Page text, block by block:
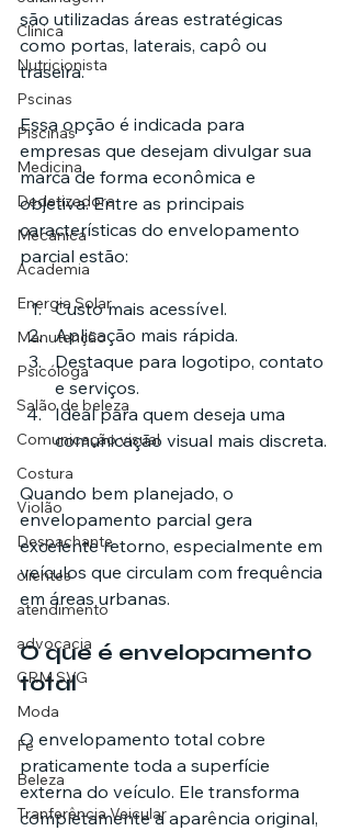
Clínica
Nutricionista
Pscinas
Piscinas
Medicina
Dedetizadora
Mecânica
Academia
Energia Solar
Manutenção
Psicóloga
Salão de beleza
Comunicação visual
Costura
Violão
Despachante
clientes
atendimento
advocacia
CRM SVG
Moda
Fé
Beleza
Tranferência Veicular
são utilizadas áreas estratégicas
como portas, laterais, capô ou
traseira.
Essa opção é indicada para
empresas que desejam divulgar sua
marca de forma econômica e
objetiva. Entre as principais
características do envelopamento
parcial estão:
Custo mais acessível.
Aplicação mais rápida.
Destaque para logotipo, contato
e serviços.
Ideal para quem deseja uma
comunicação visual mais discreta.
Quando bem planejado, o
envelopamento parcial gera
excelente retorno, especialmente em
veículos que circulam com frequência
em áreas urbanas.
O que é envelopamento
total
O envelopamento total cobre
praticamente toda a superfície
externa do veículo. Ele transforma
completamente a aparência original,